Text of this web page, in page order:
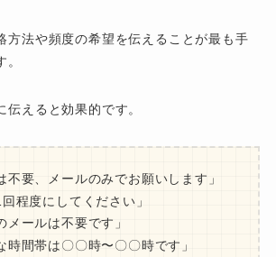
方法や頻度の希望を伝えることが最も手
えると効果的です。
不要、メールのみでお願いします」
回程度にしてください」
メールは不要です」
時間帯は〇〇時〜〇〇時です」